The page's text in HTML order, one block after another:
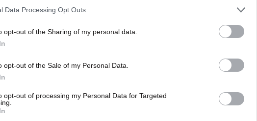
Data Processing Opt Outs
opt-out of the Sharing of my personal data.
opt-out of the Sale of my Personal Data.
opt-out of processing my Personal Data for Targeted
και 2 Ι.Χ.Ε οχήματα, συνέχισε το δρομολόγιο
νωρίς το πρωί.
κατάφερε να επιβιβάσει 142 επιβάτες, 31
στο λιμάνι της Μήλου αλλά και να
αυτοκίνητα που επέβαιναν στο πλοίο.
προς τον Πειραιά.